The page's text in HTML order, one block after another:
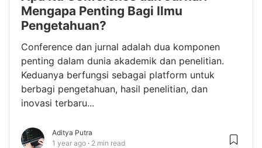
Mengapa Penting Bagi Ilmu
Pengetahuan?
Conference dan jurnal adalah dua komponen
penting dalam dunia akademik dan penelitian.
Keduanya berfungsi sebagai platform untuk
berbagi pengetahuan, hasil penelitian, dan
inovasi terbaru...
Aditya Putra
1 year ago
2 min read